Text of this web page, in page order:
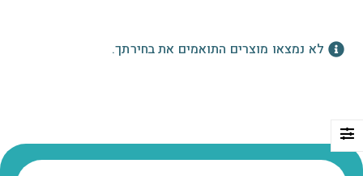
לא נמצאו מוצרים התואמים את בחירתך.